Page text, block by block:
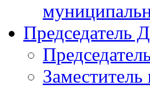
Председатель